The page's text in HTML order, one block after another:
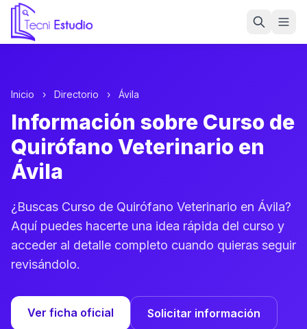
Ir a la página de inicio de Tecni Estudio
Inicio › Directorio › Ávila
Información sobre Curso de
Quirófano Veterinario en
Ávila
¿Buscas Curso de Quirófano Veterinario en Ávila?
Aquí puedes hacerte una idea rápida del curso y
acceder al detalle completo cuando quieras seguir
revisándolo.
Ver ficha oficial Solicitar información